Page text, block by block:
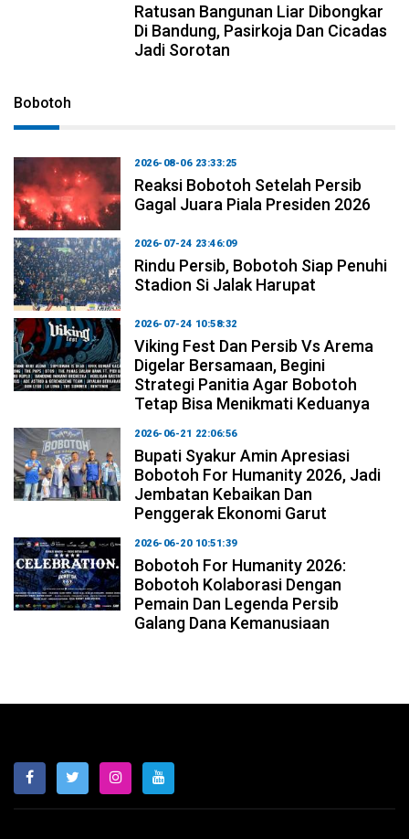
Ratusan Bangunan Liar Dibongkar
Di Bandung, Pasirkoja Dan Cicadas
Jadi Sorotan
Bobotoh
2026-08-06 23:33:25
Reaksi Bobotoh Setelah Persib
Gagal Juara Piala Presiden 2026
2026-07-24 23:46:09
Rindu Persib, Bobotoh Siap Penuhi
Stadion Si Jalak Harupat
2026-07-24 10:58:32
Viking Fest Dan Persib Vs Arema
Digelar Bersamaan, Begini
Strategi Panitia Agar Bobotoh
Tetap Bisa Menikmati Keduanya
2026-06-21 22:06:56
Bupati Syakur Amin Apresiasi
Bobotoh For Humanity 2026, Jadi
Jembatan Kebaikan Dan
Penggerak Ekonomi Garut
2026-06-20 10:51:39
Bobotoh For Humanity 2026:
Bobotoh Kolaborasi Dengan
Pemain Dan Legenda Persib
Galang Dana Kemanusiaan